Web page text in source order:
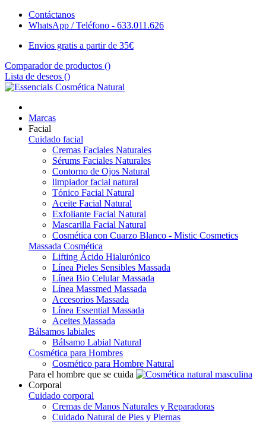
Contáctanos
WhatsApp / Teléfono - 633.011.626
Envios gratis a partir de 35€
Comparador de productos ()
Lista de deseos ()
Marcas
Facial
Cuidado facial
Cremas Faciales Naturales
Sérums Faciales Naturales
Contorno de Ojos Natural
limpiador facial natural
Tónico Facial Natural
Aceite Facial Natural
Exfoliante Facial Natural
Mascarilla Facial Natural
Cosmética con Cuarzo Blanco - Mistic Cosmetics
Massada Cosmética
Lifting Ácido Hialurónico
Línea Pieles Sensibles Massada
Línea Bio Celular Massada
Línea Massmed Massada
Accesorios Massada
Línea Essential Massada
Aceites Massada
Bálsamos labiales
Bálsamo Labial Natural
Cosmética para Hombres
Cosmético para Hombre Natural
Para el hombre que se cuida
Corporal
Cuidado corporal
Cremas de Manos Naturales y Reparadoras
Cuidado Natural de Pies y Piernas